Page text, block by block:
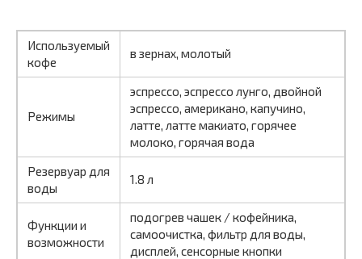
Используемый
кофе
в зернах, молотый
Режимы
эспрессо, эспрессо лунго, двойной
эспрессо, американо, капучино,
латте, латте макиато, горячее
молоко, горячая вода
Резервуар для
воды
1.8 л
Функции и
возможности
подогрев чашек / кофейника,
самоочистка, фильтр для воды,
дисплей, сенсорные кнопки